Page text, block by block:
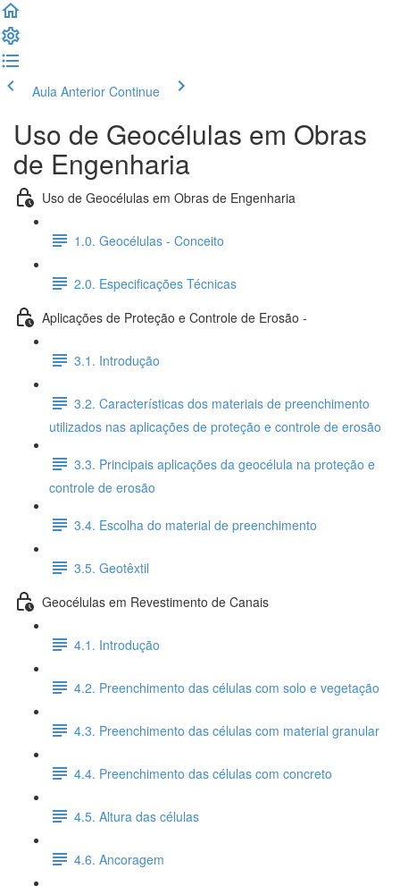
Aula Anterior Continue
Uso de Geocélulas em Obras
de Engenharia
Uso de Geocélulas em Obras de Engenharia
1.0. Geocélulas - Conceito
2.0. Especificações Técnicas
Aplicações de Proteção e Controle de Erosão -
3.1. Introdução
3.2. Características dos materiais de preenchimento
utilizados nas aplicações de proteção e controle de erosão
3.3. Principais aplicações da geocélula na proteção e
controle de erosão
3.4. Escolha do material de preenchimento
3.5. Geotêxtil
Geocélulas em Revestimento de Canais
4.1. Introdução
4.2. Preenchimento das células com solo e vegetação
4.3. Preenchimento das células com material granular
4.4. Preenchimento das células com concreto
4.5. Altura das células
4.6. Ancoragem